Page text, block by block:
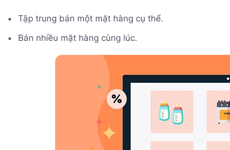
Tập trung bán một mặt hàng cụ thể.
Bán nhiều mặt hàng cùng lúc.